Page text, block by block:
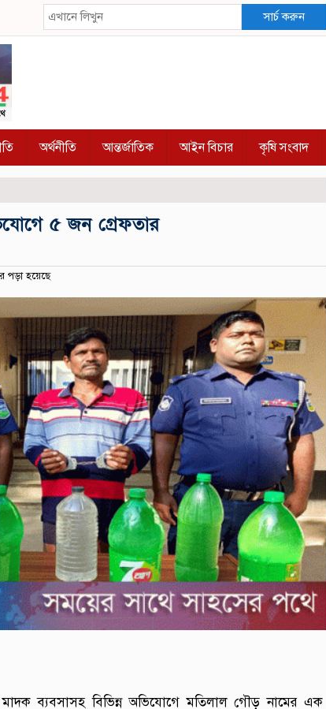
সার্চ করুন
অর্থনীতি আন্তর্জাতিক আইন বিচার কৃষি সংবাদ
৫ জন গ্রেফতার
পড়া হয়েছে
মাদক ব্যবসাসহ বিভিন্ন অভিযোগে মতিলাল গৌড় নামের এক